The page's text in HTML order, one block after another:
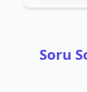
Soru